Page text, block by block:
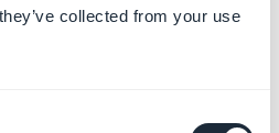
collected from your use
il login con Facebook" per